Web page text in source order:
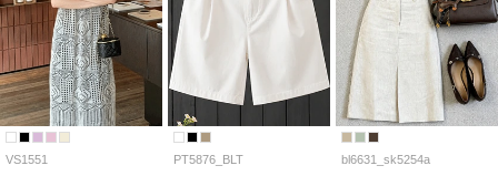
VS1551 PT5876_BLT bl6631_sk5254a